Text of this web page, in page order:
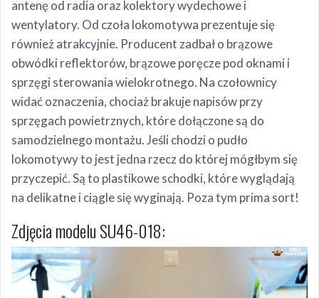
antenę od radia oraz kolektory wydechowe i
wentylatory. Od czoła lokomotywa prezentuje się
również atrakcyjnie. Producent zadbał o brązowe
obwódki reflektorów, brązowe poręcze pod oknami i
sprzęgi sterowania wielokrotnego. Na czołownicy
widać oznaczenia, chociaż brakuje napisów przy
sprzęgach powietrznych, które dołączone są do
samodzielnego montażu. Jeśli chodzi o pudło
lokomotywy to jest jedna rzecz do której mógłbym się
przyczepić. Są to plastikowe schodki, które wyglądają
na delikatne i ciągle się wyginają. Poza tym prima sort!
Zdjęcia modelu SU46-018: